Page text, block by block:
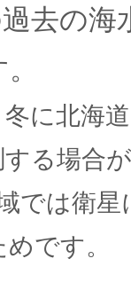
去の海
に北海
る場合
では衛
です。